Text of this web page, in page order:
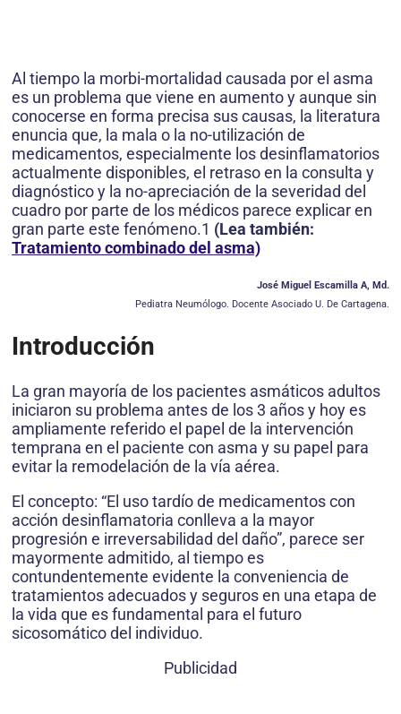
Al tiempo la morbi-mortalidad causada por el asma
es un problema que viene en aumento y aunque sin
conocerse en forma precisa sus causas, la literatura
enuncia que, la mala o la no-utilización de
medicamentos, especialmente los desinflamatorios
actualmente disponibles, el retraso en la consulta y
diagnóstico y la no-apreciación de la severidad del
cuadro por parte de los médicos parece explicar en
gran parte este fenómeno.1 (Lea también:
Tratamiento combinado del asma)
José Miguel Escamilla A, Md.
Pediatra Neumólogo. Docente Asociado U. De Cartagena.
Introducción
La gran mayoría de los pacientes asmáticos adultos
iniciaron su problema antes de los 3 años y hoy es
ampliamente referido el papel de la intervención
temprana en el paciente con asma y su papel para
evitar la remodelación de la vía aérea.
El concepto: “El uso tardío de medicamentos con
acción desinflamatoria conlleva a la mayor
progresión e irreversabilidad del daño”, parece ser
mayormente admitido, al tiempo es
contundentemente evidente la conveniencia de
tratamientos adecuados y seguros en una etapa de
la vida que es fundamental para el futuro
sicosomático del individuo.
Publicidad